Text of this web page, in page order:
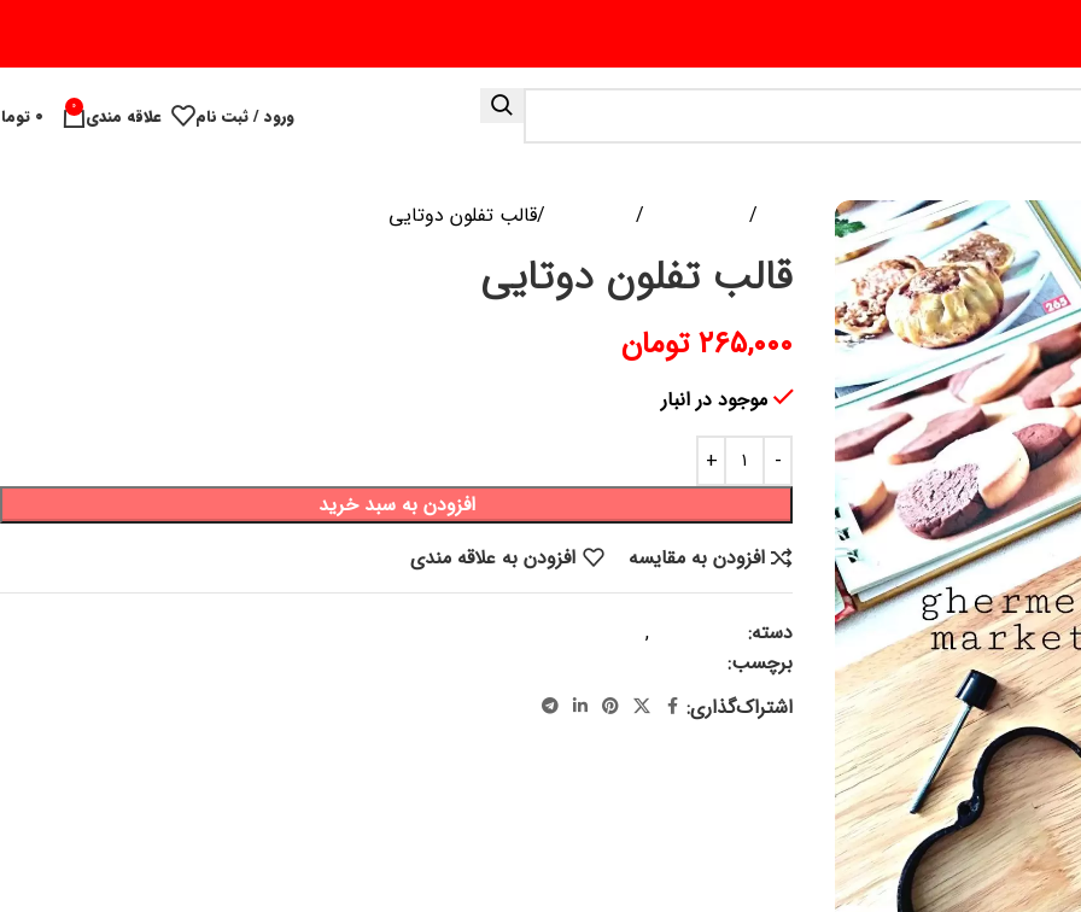
ورود / ثبت نام علاقه مندی 0 ۰
قالب تفلون دوتایی
قالب تفلون دوتایی
۲۶۵,۰۰۰ تومان
موجود در انبار
افزودن به سبد خرید
افزودن به مقایسه
افزودن به علاقه مندی
دسته: ,
برچسب:
اشتراک‌گذاری: